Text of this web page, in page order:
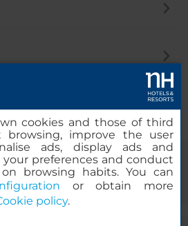
cookies and those of third
browsing, improve the user
ads, display ads and
preferences and conduct
browsing habits. You can
or obtain more
policy.